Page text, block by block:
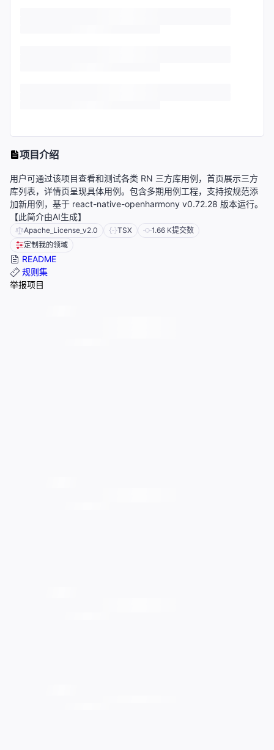
项目介绍
用户可通过该项目查看和测试各类 RN 三方库用例，首页展示三方
库列表，详情页呈现具体用例。包含多期用例工程，支持按规范添
加新用例，基于 react-native-openharmony v0.72.28 版本运行。
【此简介由AI生成】
Apache_License_v2.0 TSX 1.66 K提交数
定制我的领域
README
规则集
举报项目